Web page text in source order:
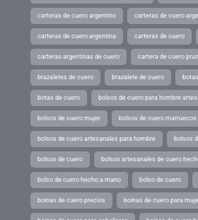
carteras de cuero argentino carteras de cuero
carteras de cuero argentina carteras de cuero
carteras argentinas de cuero cartera de cuero
brazaletes de cuero brazalete de cuero
botas de cuero bolsos de cuero para hombre
bolsos de cuero mujer bolsos de cuero marruecos
bolsos de cuero artesanales para hombre bolsos
bolsos de cuero bolsos artesanales de cuero
bolso de cuero hecho a mano bolso de cuero
boinas de cuero precios boinas de cuero para